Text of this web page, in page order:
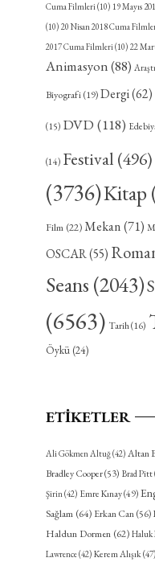
Cuma Filmleri(10) 19 Mayıs
(10) 20 Nisan 2018 Cuma
2017 Cuma Filmleri(10) 22
Animasyon(88)
Biyografi(19) Dergi(62)
(15) DVD (118)
(14) Festival (496)
(3736)Kitap
Film(22)Mekan(71)
OSCAR(55)
Seans (2043)
(6563) Tarih(16)
Öykü(24)
ETIKETLER
Ali Gökmen Altuğ(42) Altan
Bradley Cooper(53) Brad Pitt
Şirin(42) Emre Kınay(49)
Sağlam(64) Erkan Can(56)
Haldun Dormen(62) Haluk
Lawrence(42) Kerem Alışık(47)